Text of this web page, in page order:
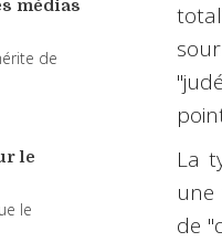
médias
de
le
le
La
de